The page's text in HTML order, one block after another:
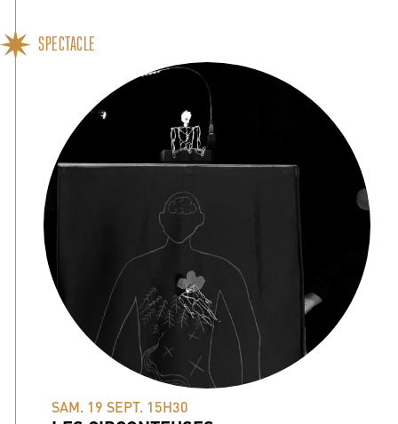
SPECTACLE
SAM. 19 SEPT. 15H30